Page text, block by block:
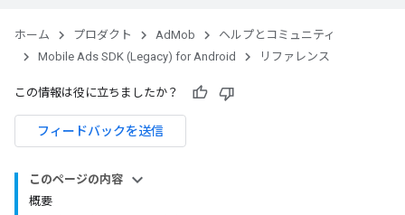
ホーム プロダクト AdMob
ヘルプとコミュニティ
Mobile Ads SDK (Legacy) for Android
リファレンス
この情報は役に立ちましたか？
フィードバックを送信
このページの内容
概要